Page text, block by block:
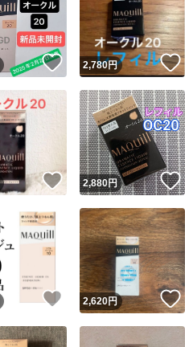
いいね！
2,780円
いいね！
2,880円
いいね！
2,620円